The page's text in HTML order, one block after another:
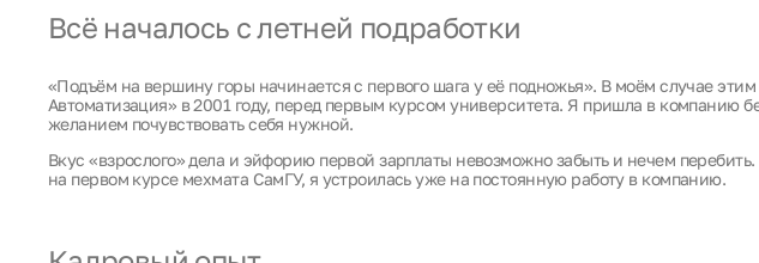
Всё началось с летней подработки
«Подъём на вершину горы начинается с первого шага у её подножья». В моём случае
Автоматизация» в 2001 году, перед первым курсом университета. Я пришла в компанию
желанием почувствовать себя нужной.
Вкус «взрослого» дела и эйфорию первой зарплаты невозможно забыть и нечем
на первом курсе мехмата СамГУ, я устроилась уже на постоянную работу в компанию.